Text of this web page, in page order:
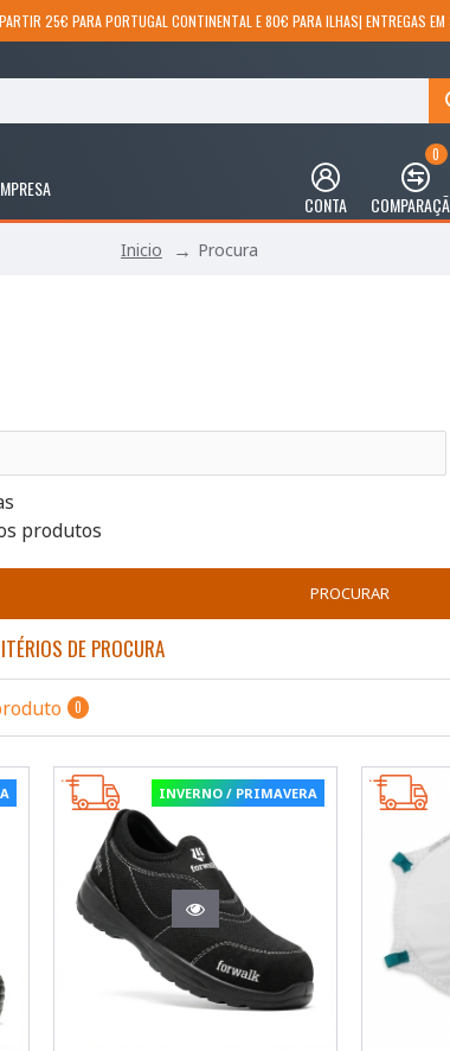
25€ PARA PORTUGAL CONTINENTAL E 80€ PARA ILHAS| ENTREGAS
CONTA
0
Inicio Procura
produtos
PROCURAR
DE PROCURA
0
INVERNO / PRIMAVERA